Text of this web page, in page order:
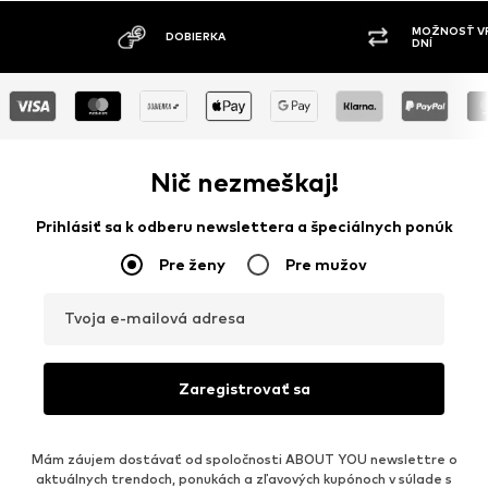
DOBIERKA
MOŽNOSŤ
DNÍ
Nič nezmeškaj!
Prihlásiť sa k odberu newslettera a špeciálnych ponúk
Pre ženy Pre mužov
Tvoja e-mailová adresa
Zaregistrovať sa
Mám záujem dostávať od spoločnosti ABOUT YOU newslettre o
aktuálnych trendoch, ponukách a zľavových kupónoch v súlade s